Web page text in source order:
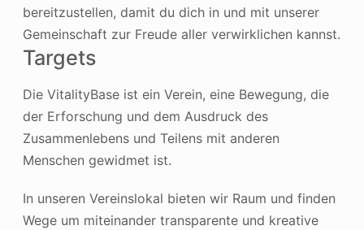
bereitzustellen, damit du dich in und mit unserer
Gemeinschaft zur Freude aller verwirklichen kannst.
Targets
Die VitalityBase ist ein Verein, eine Bewegung, die
der Erforschung und dem Ausdruck des
Zusammenlebens und Teilens mit anderen
Menschen gewidmet ist.
In unseren Vereinslokal bieten wir Raum und finden
Wege um miteinander transparente und kreative